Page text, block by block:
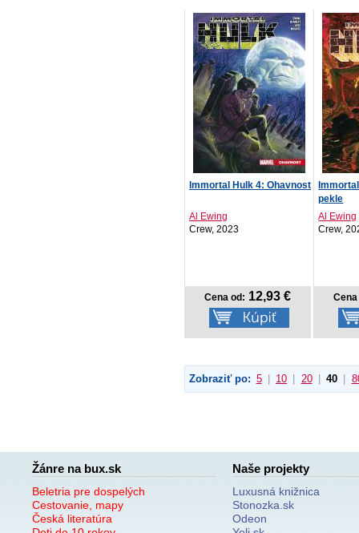
Immortal Hulk 4: Ohavnost
Al Ewing
Crew, 2023
Cena od: 12,93 €
pekle
Al Ewing
Crew,
Zobraziť po: 5 | 10 | 20 | 40 |
Žánre na bux.sk
Beletria pre dospelých
Cestovanie, mapy
Česká literatúra
Naše projekty
Luxusná knižnica
Stonozka.sk
Odeon